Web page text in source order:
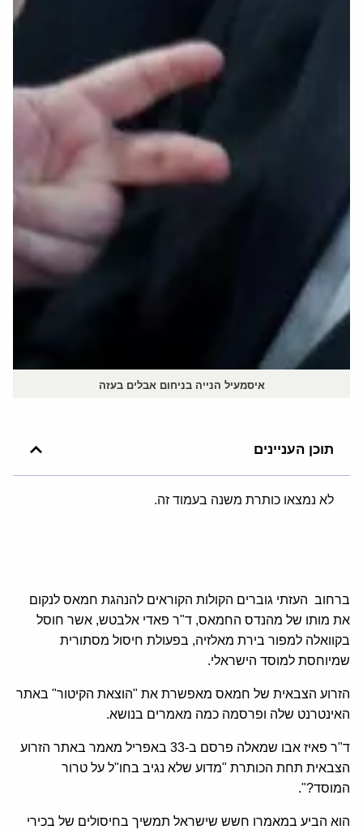
איסמעיל הנייה בניחום אבלים בעזה
תוכן העניינים
לא נמצאו כותרת משנה בעמוד זה.
ברחוב העזתי גוברים הקולות הקוראים להנהגת חמאס לנקום
את מותו של מהנדס החמאס, ד"ר פאדי אלבטש, אשר חוסל
בקוואלה למפור בירת מאלזיה, בפעולת חיסול מסתורית
שמיוחסת למוסד הישראלי.
הזרוע הצבאית של חמאס מאפשרת את "הוצאת הקיטור" באתר
האינטרנט שלה ופרסמה כמה מאמרים בנושא.
ד"ר פאיז אבו שמאלה פרסם ב-33 באפריל מאמר באתר הזרוע
הצבאית תחת הכותרת "מדוע שלא נגיב בחו"ל על טרור
המוסד?".
הוא הביע במאמרו חשש שישראל תמשיך בחיסולים של בכירי